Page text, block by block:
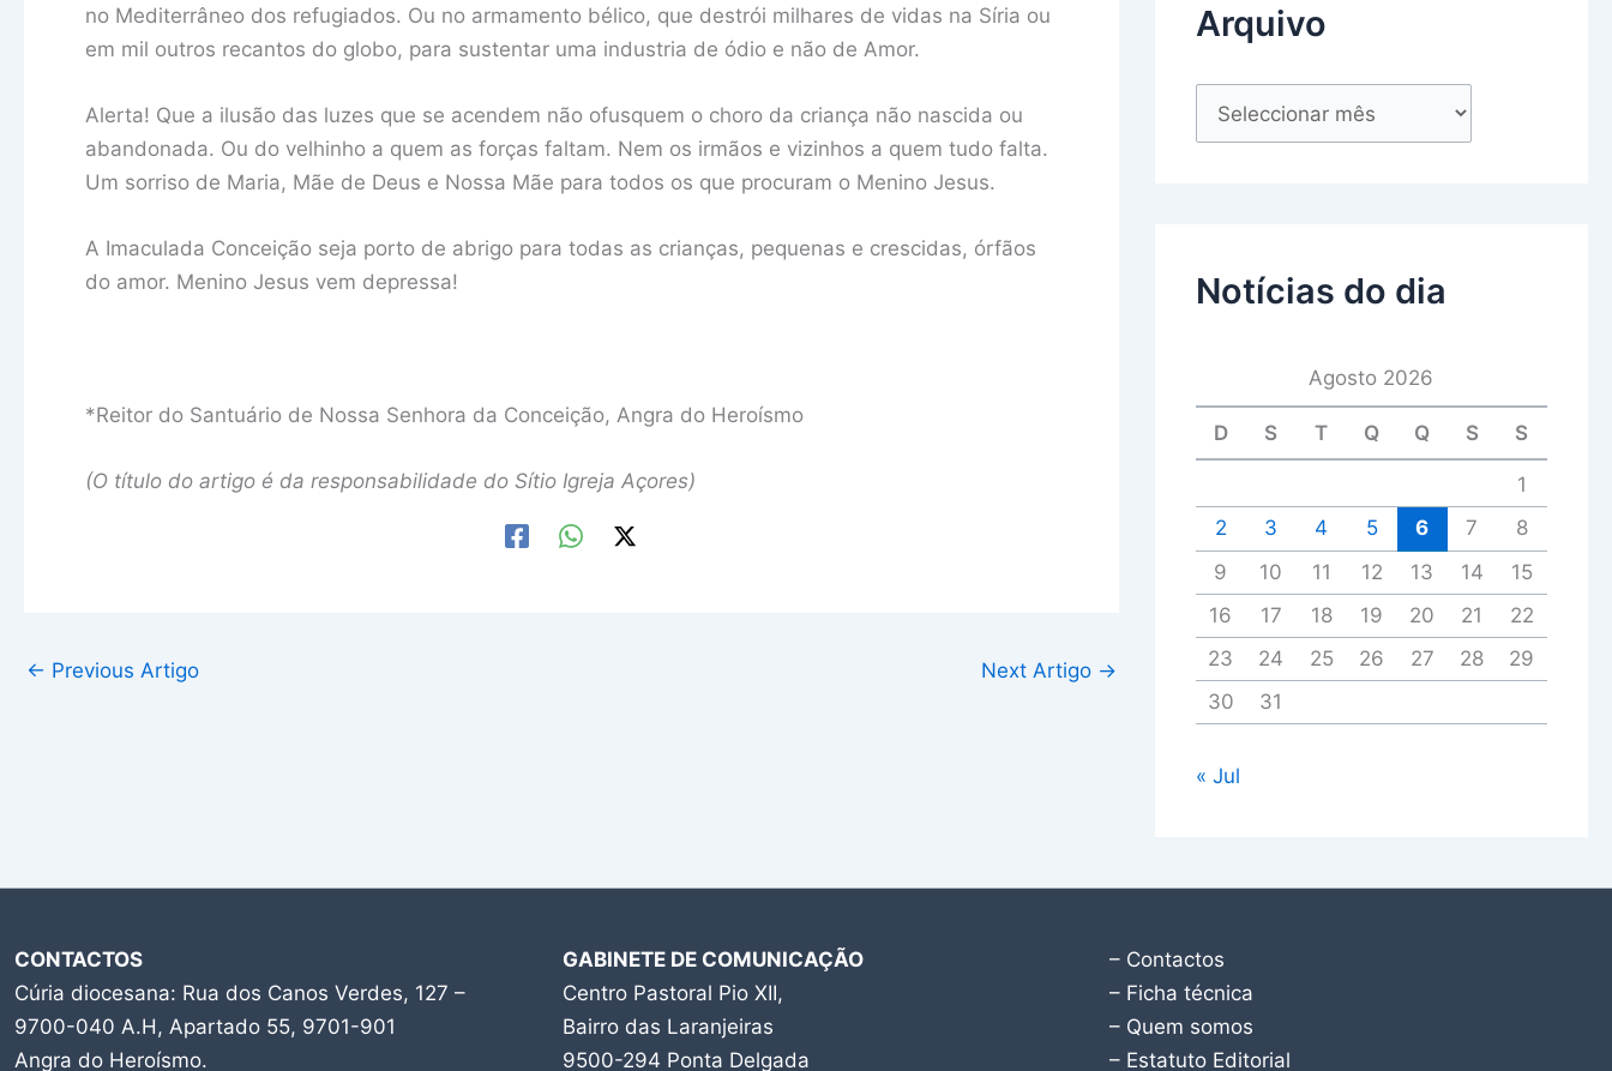
no Mediterrâneo dos refugiados. Ou no armamento bélico, que destrói milhares de vidas na Síria ou
em mil outros recantos do globo, para sustentar uma industria de ódio e não de Amor.
Alerta! Que a ilusão das luzes que se acendem não ofusquem o choro da criança não nascida ou
abandonada. Ou do velhinho a quem as forças faltam. Nem os irmãos e vizinhos a quem tudo falta.
Um sorriso de Maria, Mãe de Deus e Nossa Mãe para todos os que procuram o Menino Jesus.
A Imaculada Conceição seja porto de abrigo para todas as crianças, pequenas e crescidas, órfãos
do amor. Menino Jesus vem depressa!
*Reitor do Santuário de Nossa Senhora da Conceição, Angra do Heroísmo
(O título do artigo é da responsabilidade do Sítio Igreja Açores)
← Previous Artigo Next Artigo →
Arquivo
Notícias do dia
Agosto 2026
D S T Q Q S S
1
2
3 4 5 6 7
8
9
10 11 12 13 14
15
16
17 18 19 20 21
22
23
24 25 26 27 28
29
30
31
« Jul
CONTACTOS
Cúria diocesana: Rua dos Canos Verdes, 127 –
9700-040 A.H, Apartado 55, 9701-901
Angra do Heroísmo.
GABINETE DE COMUNICAÇÃO
Centro Pastoral Pio XII,
Bairro das Laranjeiras
9500-294 Ponta Delgada
– Contactos
– Ficha técnica
– Quem somos
– Estatuto Editorial